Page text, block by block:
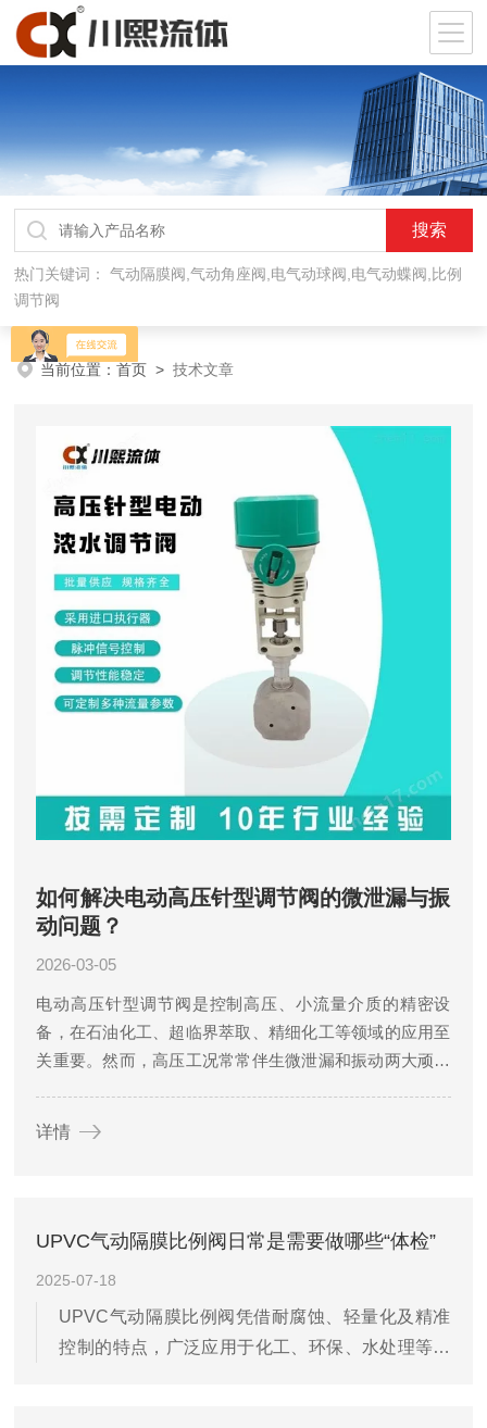
热门关键词：气动隔膜阀,气动角座阀,电气动球阀,电气动蝶阀,比例
调节阀
当前位置：首页 >技术文章
如何解决电动高压针型调节阀的微泄漏与振
动问题？
2026-03-05
电动高压针型调节阀是控制高压、小流量介质的精密设
备，在石油化工、超临界萃取、精细化工等领域的应用至
关重要。然而，高压工况常常伴生微泄漏和振动两大顽固
系统性、针对性地解决这两大问题，...
详情
UPVC气动隔膜比例阀日常是需要做哪些“体检”
2025-07-18
UPVC气动隔膜比例阀凭借耐腐蚀、轻量化及精准
控制的特点，广泛应用于化工、环保、水处理等领